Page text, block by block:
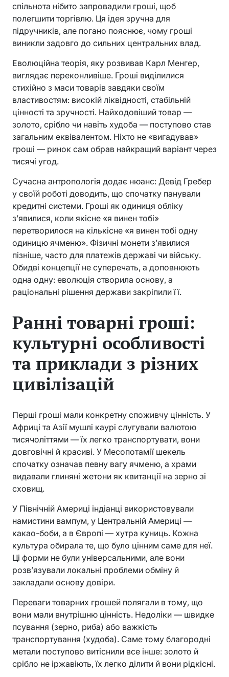
спільнота нібито запровадили гроші, щоб
полегшити торгівлю. Ця ідея зручна для
підручників, але погано пояснює, чому гроші
виникли задовго до сильних центральних влад.
Еволюційна теорія, яку розвивав Карл Менгер,
виглядає переконливіше. Гроші виділилися
стихійно з маси товарів завдяки своїм
властивостям: високій ліквідності, стабільній
цінності та зручності. Найходовіший товар —
золото, срібло чи навіть худоба — поступово став
загальним еквівалентом. Ніхто не «вигадував»
гроші — ринок сам обрав найкращий варіант через
тисячі угод.
Сучасна антропологія додає нюанс: Девід Гребер
у своїй роботі доводить, що спочатку панували
кредитні системи. Гроші як одиниця обліку
з’явилися, коли якісне «я винен тобі»
перетворилося на кількісне «я винен тобі одну
одиницю ячменю». Фізичні монети з’явилися
пізніше, часто для платежів державі чи війську.
Обидві концепції не суперечать, а доповнюють
одна одну: еволюція створила основу, а
раціональні рішення держави закріпили її.
Ранні товарні гроші:
культурні особливості
та приклади з різних
цивілізацій
Перші гроші мали конкретну споживчу цінність. У
Африці та Азії мушлі каурі слугували валютою
тисячоліттями — їх легко транспортувати, вони
довговічні й красиві. У Месопотамії шекель
спочатку означав певну вагу ячменю, а храми
видавали глиняні жетони як квитанції на зерно зі
сховищ.
У Північній Америці індіанці використовували
намистини вампум, у Центральній Америці —
какао-боби, а в Європі — хутра куниць. Кожна
культура обирала те, що було цінним саме для неї.
Ці форми не були універсальними, але вони
розв’язували локальні проблеми обміну й
закладали основу довіри.
Переваги товарних грошей полягали в тому, що
вони мали внутрішню цінність. Недоліки — швидке
псування (зерно, риба) або важкість
транспортування (худоба). Саме тому благородні
метали поступово витіснили все інше: золото й
срібло не іржавіють, їх легко ділити й вони рідкісні.